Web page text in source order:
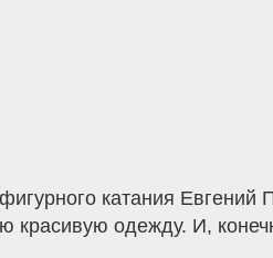
фигурного катания
красивую одежду. И,